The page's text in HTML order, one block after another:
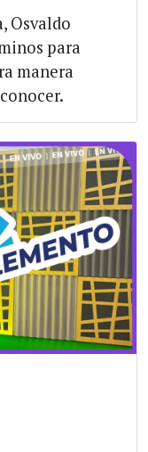
Osvaldo
para
manera